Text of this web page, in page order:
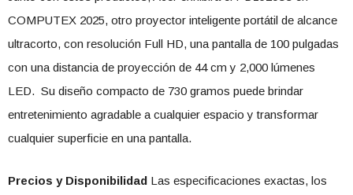
COMPUTEX 2025, otro proyector inteligente portátil de alcance
ultracorto, con resolución Full HD, una pantalla de 100 pulgadas
con una distancia de proyección de 44 cm y 2,000 lúmenes
LED. Su diseño compacto de 730 gramos puede brindar
entretenimiento agradable a cualquier espacio y transformar
cualquier superficie en una pantalla.
Precios y Disponibilidad Las especificaciones exactas, los